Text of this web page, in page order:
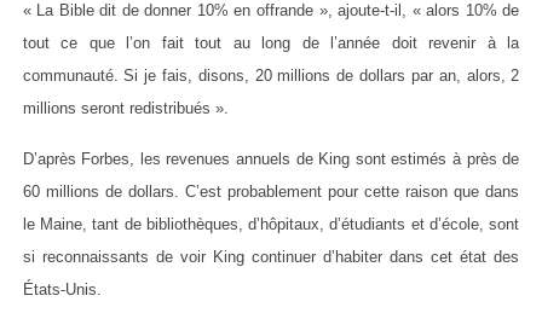
« La Bible dit de donner 10% en offrande », ajoute-t-il, « alors 10% de
tout ce que l’on fait tout au long de l’année doit revenir à la
communauté. Si je fais, disons, 20 millions de dollars par an, alors, 2
millions seront redistribués ».
D’après Forbes, les revenues annuels de King sont estimés à près de
60 millions de dollars. C’est probablement pour cette raison que dans
le Maine, tant de bibliothèques, d’hôpitaux, d’étudiants et d’école, sont
si reconnaissants de voir King continuer d’habiter dans cet état des
États-Unis.